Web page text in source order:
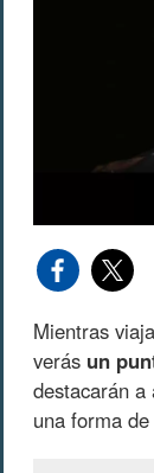
Mientras
verás un
destacarán
una forma